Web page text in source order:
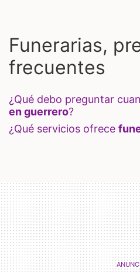
Funerarias,
frecuentes
¿qué debo preguntar
en guerrero?
¿qué servicios ofrece